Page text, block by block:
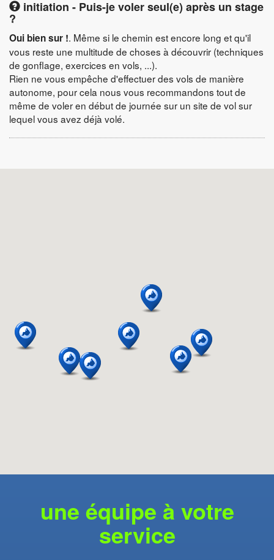
initiation - Puis-je voler seul(e) après un stage
?
Oui bien sur !. Même si le chemin est encore long et qu'il
vous reste une multitude de choses à découvrir (techniques
de gonflage, exercices en vols, ...).
Rien ne vous empêche d'effectuer des vols de manière
autonome, pour cela nous vous recommandons tout de
même de voler en début de journée sur un site de vol sur
lequel vous avez déjà volé.
une équipe à votre
service